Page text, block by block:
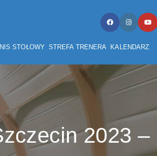
STOŁOWY STREFA TRENERA KALENDARZ
2023 –